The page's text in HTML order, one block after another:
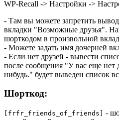
WP-Recall -> Настройки ->
- Там вы можете запретить
вкладки "Возможные друзья".
шорткодом в произвольной
- Можете задать имя дочерней
- Если нет друзей - вывести
после сообщения "У вас еще нет
нибудь." будет выведен список
Шорткод:
[frfr_friends_of_friends]
-